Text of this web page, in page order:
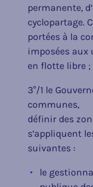
permanente,
cyclopartage.
portées à la
imposées aux
en flotte libre ;
3°/1 le
communes,
définir des
s’appliquent
suivantes :
le